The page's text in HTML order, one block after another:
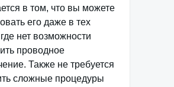
в том, что вы можете
его даже в тех
нет возможности
проводное
Также не требуется
сложные процедуры